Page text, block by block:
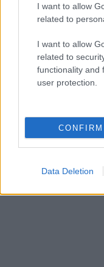
I want to allow
related to
I want to allow
related to
functionality and
user protection.
CONFIRM
Data Deletion